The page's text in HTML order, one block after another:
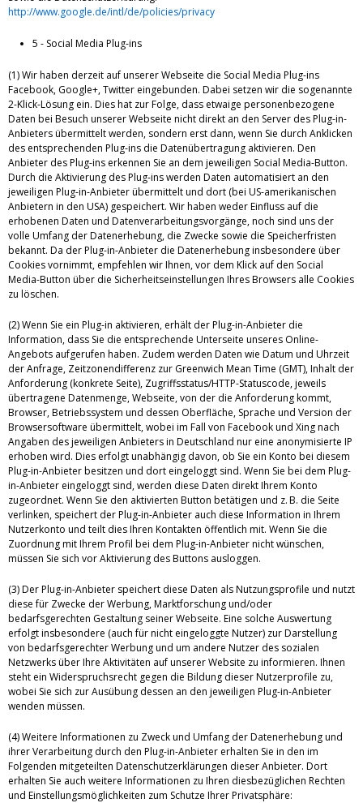
http://www.google.de/intl/de/policies/privacy
5 - Social Media Plug-ins
(1) Wir haben derzeit auf unserer Webseite die Social Media Plug-ins
Facebook, Google+, Twitter eingebunden. Dabei setzen wir die sogenannte
2-Klick-Lösung ein. Dies hat zur Folge, dass etwaige personenbezogene
Daten bei Besuch unserer Webseite nicht direkt an den Server des Plug-in-
Anbieters übermittelt werden, sondern erst dann, wenn Sie durch Anklicken
des entsprechenden Plug-ins die Datenübertragung aktivieren. Den
Anbieter des Plug-ins erkennen Sie an dem jeweiligen Social Media-Button.
Durch die Aktivierung des Plug-ins werden Daten automatisiert an den
jeweiligen Plug-in-Anbieter übermittelt und dort (bei US-amerikanischen
Anbietern in den USA) gespeichert. Wir haben weder Einfluss auf die
erhobenen Daten und Datenverarbeitungsvorgänge, noch sind uns der
volle Umfang der Datenerhebung, die Zwecke sowie die Speicherfristen
bekannt. Da der Plug-in-Anbieter die Datenerhebung insbesondere über
Cookies vornimmt, empfehlen wir Ihnen, vor dem Klick auf den Social
Media-Button über die Sicherheitseinstellungen Ihres Browsers alle Cookies
zu löschen.
(2) Wenn Sie ein Plug-in aktivieren, erhält der Plug-in-Anbieter die
Information, dass Sie die entsprechende Unterseite unseres Online-
Angebots aufgerufen haben. Zudem werden Daten wie Datum und Uhrzeit
der Anfrage, Zeitzonendifferenz zur Greenwich Mean Time (GMT), Inhalt der
Anforderung (konkrete Seite), Zugriffsstatus/HTTP-Statuscode, jeweils
übertragene Datenmenge, Webseite, von der die Anforderung kommt,
Browser, Betriebssystem und dessen Oberfläche, Sprache und Version der
Browsersoftware übermittelt, wobei im Fall von Facebook und Xing nach
Angaben des jeweiligen Anbieters in Deutschland nur eine anonymisierte IP
erhoben wird. Dies erfolgt unabhängig davon, ob Sie ein Konto bei diesem
Plug-in-Anbieter besitzen und dort eingeloggt sind. Wenn Sie bei dem Plug-
in-Anbieter eingeloggt sind, werden diese Daten direkt Ihrem Konto
zugeordnet. Wenn Sie den aktivierten Button betätigen und z. B. die Seite
verlinken, speichert der Plug-in-Anbieter auch diese Information in Ihrem
Nutzerkonto und teilt dies Ihren Kontakten öffentlich mit. Wenn Sie die
Zuordnung mit Ihrem Profil bei dem Plug-in-Anbieter nicht wünschen,
müssen Sie sich vor Aktivierung des Buttons ausloggen.
(3) Der Plug-in-Anbieter speichert diese Daten als Nutzungsprofile und nutzt
diese für Zwecke der Werbung, Marktforschung und/oder
bedarfsgerechten Gestaltung seiner Webseite. Eine solche Auswertung
erfolgt insbesondere (auch für nicht eingeloggte Nutzer) zur Darstellung
von bedarfsgerechter Werbung und um andere Nutzer des sozialen
Netzwerks über Ihre Aktivitäten auf unserer Website zu informieren. Ihnen
steht ein Widerspruchsrecht gegen die Bildung dieser Nutzerprofile zu,
wobei Sie sich zur Ausübung dessen an den jeweiligen Plug-in-Anbieter
wenden müssen.
(4) Weitere Informationen zu Zweck und Umfang der Datenerhebung und
ihrer Verarbeitung durch den Plug-in-Anbieter erhalten Sie in den im
Folgenden mitgeteilten Datenschutzerklärungen dieser Anbieter. Dort
erhalten Sie auch weitere Informationen zu Ihren diesbezüglichen Rechten
und Einstellungsmöglichkeiten zum Schutze Ihrer Privatsphäre: